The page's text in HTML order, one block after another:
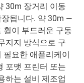
30m 장거리 이동
장됩니다. 약 30m —
휠이 부드러운 구동
지지 방식으로 구
필요한 애플리케이
포맷 프린터 또는
하는 설비 제조업